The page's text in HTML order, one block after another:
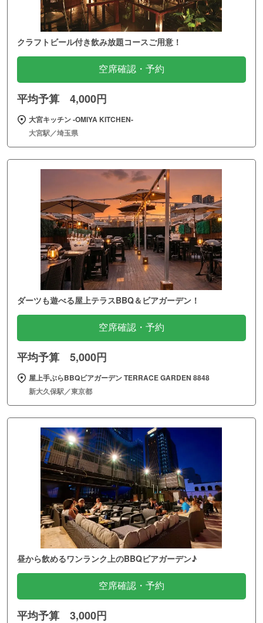
クラフトビール付き飲み放題コースご用意！
空席確認・予約
平均予算 4,000円
大宮キッチン ‐OMIYA KITCHEN‐
大宮駅／埼玉県
ダーツも遊べる屋上テラスBBQ＆ビアガーデン！
空席確認・予約
平均予算 5,000円
屋上手ぶらBBQビアガーデン TERRACE GARDEN 8848
新大久保駅／東京都
昼から飲めるワンランク上のBBQビアガーデン♪
空席確認・予約
平均予算 3,000円